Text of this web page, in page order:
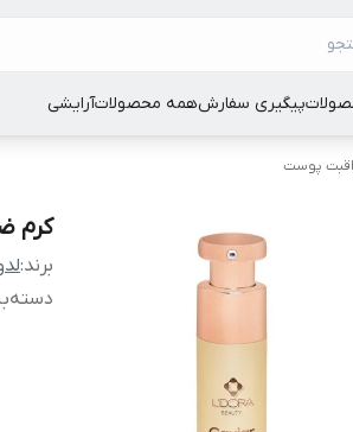
پیگیری سفارشهمه محصولاتآرایشی
پوست
کرم
برند: